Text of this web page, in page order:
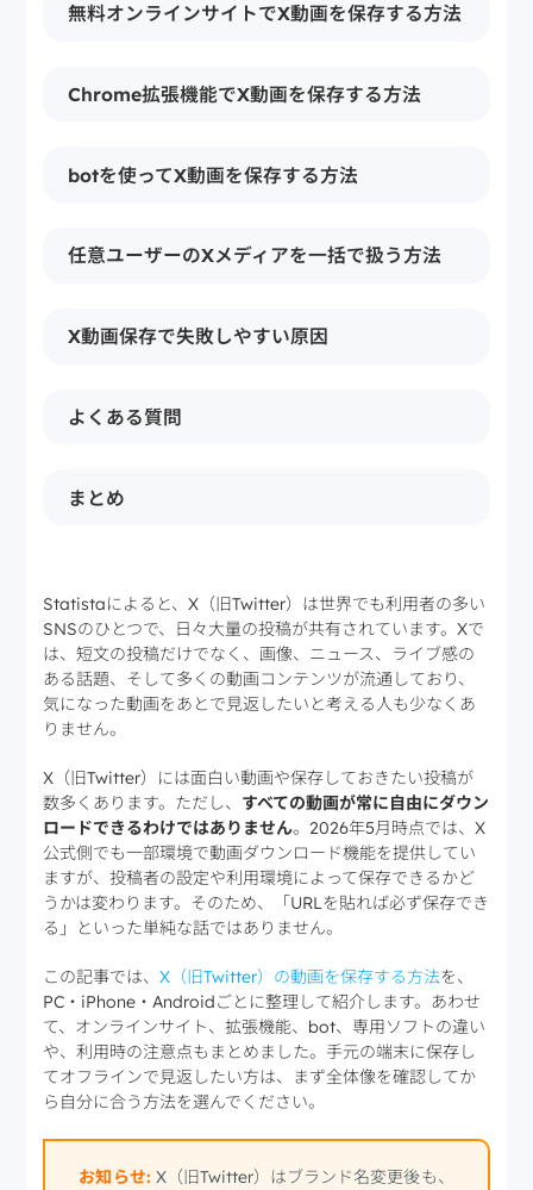
無料オンラインサイトでX動画を保存する方法
Chrome拡張機能でX動画を保存する方法
botを使ってX動画を保存する方法
任意ユーザーのXメディアを一括で扱う方法
X動画保存で失敗しやすい原因
よくある質問
まとめ
Statistaによると、X（旧Twitter）は世界でも利用者の多い
SNSのひとつで、日々大量の投稿が共有されています。Xで
は、短文の投稿だけでなく、画像、ニュース、ライブ感の
ある話題、そして多くの動画コンテンツが流通しており、
気になった動画をあとで見返したいと考える人も少なくあ
りません。
X（旧Twitter）には面白い動画や保存しておきたい投稿が
数多くあります。ただし、 すべての動画が常に自由にダウン
ロードできるわけではありません。2026年5月時点では、X
公式側でも一部環境で動画ダウンロード機能を提供してい
ますが、投稿者の設定や利用環境によって保存できるかど
うかは変わります。そのため、「URLを貼れば必ず保存でき
る」といった単純な話ではありません。
この記事では、X（旧Twitter）の動画を保存する方法を、
PC・iPhone・Androidごとに整理して紹介します。あわせ
て、オンラインサイト、拡張機能、bot、専用ソフトの違い
や、利用時の注意点もまとめました。手元の端末に保存し
てオフラインで見返したい方は、まず全体像を確認してか
ら自分に合う方法を選んでください。
お知らせ: X（旧Twitter）はブランド名変更後も、